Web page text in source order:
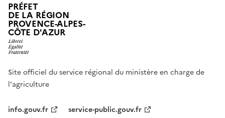
PRÉFET
DE LA RÉGION
PROVENCE-ALPES-
CÔTE D'AZUR
Site officiel du service régional du ministère en charge de
l'agriculture
info.gouv.fr service-public.gouv.fr